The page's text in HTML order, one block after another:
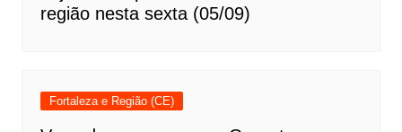
região nesta sexta (05/09)
Fortaleza e Região (CE)